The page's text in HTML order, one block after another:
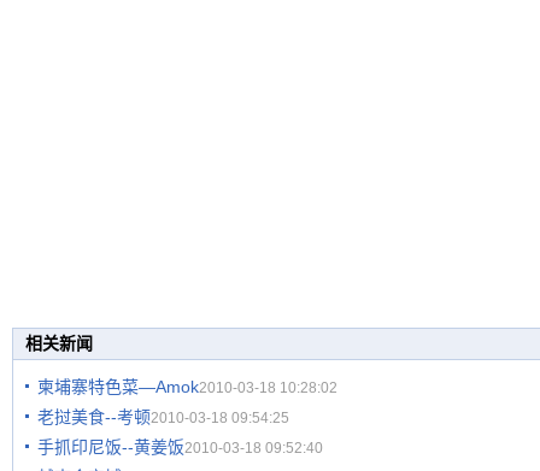
相关新闻
柬埔寨特色菜—Amok2010-03-18 10:28:02
老挝美食--考顿2010-03-18 09:54:25
手抓印尼饭--黄姜饭2010-03-18 09:52:40